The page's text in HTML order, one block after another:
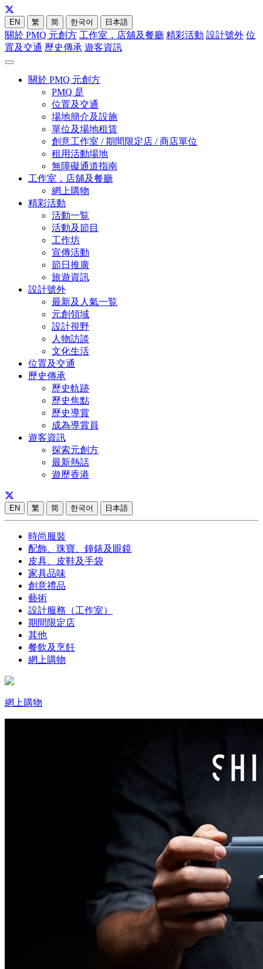
EN 繁 简 한국어 日本語
關於 PMQ 元創方 工作室，店舖及餐廳 精彩活動 設計號外 位
置及交通 歷史傳承 遊客資訊
關於 PMQ 元創方
PMQ 是
位置及交通
場地簡介及設施
單位及場地租賃
創意工作室 / 期間限定店 / 商店單位
租用活動場地
無障礙通道指南
工作室，店舖及餐廳
網上購物
精彩活動
活動一覧
活動及節目
工作坊
宣傳活動
節日推廣
旅遊資訊
設計號外
最新及人氣一覧
元創領域
設計視野
人物訪談
文化生活
位置及交通
歷史傳承
歷史軌跡
歷史焦點
歷史導賞
成為導賞員
遊客資訊
探索元創方
最新熱話
遊歷香港
EN 繁 简 한국어 日本語
時尚服裝
配飾、珠寶、鐘錶及眼鏡
皮具、皮鞋及手袋
家具品味
創意禮品
藝術
設計服務（工作室）
期間限定店
其他
餐飲及烹飪
網上購物
網上購物